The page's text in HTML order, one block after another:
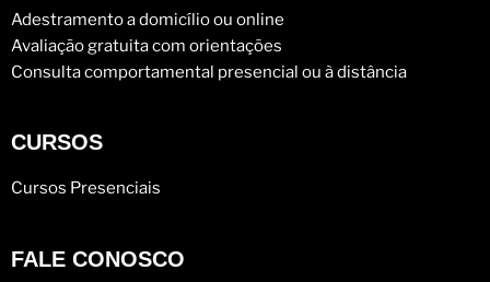
Adestramento a domicílio ou online
Avaliação gratuita com orientações
Consulta comportamental presencial ou à distância
CURSOS
Cursos Presenciais
FALE CONOSCO